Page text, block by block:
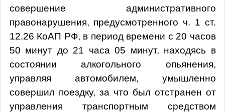
совершение административного
правонарушения, предусмотренного ч. 1 ст.
12.26 КоАП РФ, в период времени с 20 часов
50 минут до 21 часа 05 минут, находясь в
состоянии алкогольного опьянения,
управляя автомобилем, умышленно
совершил поездку, за что был отстранен от
управления транспортным средством